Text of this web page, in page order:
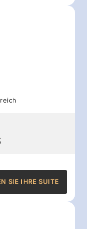
SIE IHRE SUITE